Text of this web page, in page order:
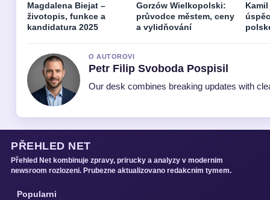
Magdalena Biejat –
životopis, funkce a
kandidatura 2025
Gorzów Wielkopolski:
průvodce městem, ceny
a vylidňování
O AUTOROVI
Petr Filip Svoboda Pospisil
Our desk combines breaking updates with
PŘEHLED NET
Přehled Net kombinuje zpravy, prirucky a analyzy v modernim
newsroom rozlozeni. Prubezne aktualizovano redakcnim tymem.
Popularni